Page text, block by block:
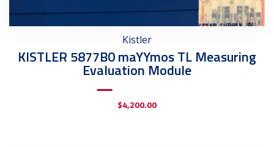
Kistler
KISTLER 5877B0 maYYmos TL Measuring
Evaluation Module
$4,200.00